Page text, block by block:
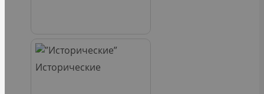
Исторические